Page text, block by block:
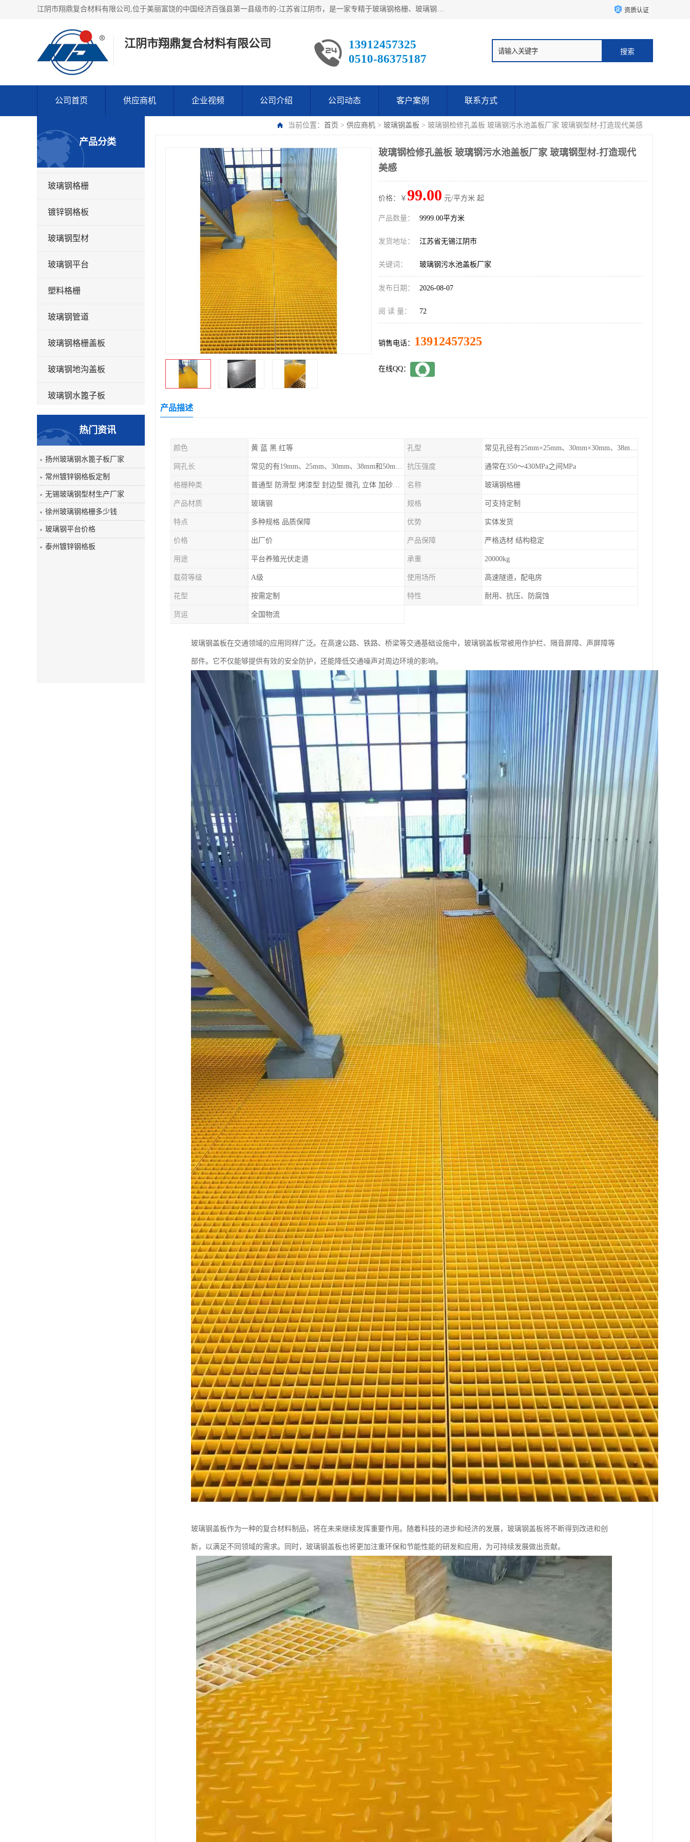
江阴市翔鼎复合材料有限公司,位于美丽富饶的中国经济百强县第一县级市的-江苏省江阴市，是一家专精于玻璃钢格栅、玻璃钢新材料,镀锌钢格板，机械设备生产制造及研发的科技型企业；公司产品已销往了世界多个国家和地区，公司人决心加倍努力愿与广大社会同仁精诚合作共创辉煌！ 资质认证
江阴市翔鼎复合材料有限公司
13912457325
0510-86375187
公司首页 供应商机 企业视频 公司介绍 公司动态 客户案例 联系方式
当前位置： 首页 > 供应商机 > 玻璃钢盖板 > 玻璃钢检修孔盖板 玻璃钢污水池盖板厂家 玻璃钢型材-打造现代美感
产品分类
玻璃钢格栅
镀锌钢格板
玻璃钢型材
玻璃钢平台
塑料格栅
玻璃钢管道
玻璃钢格栅盖板
玻璃钢地沟盖板
玻璃钢水篦子板
玻璃钢平板
玻璃钢盖板
热门资讯
扬州玻璃钢水篦子板厂家
常州镀锌钢格板定制
无锡玻璃钢型材生产厂家
徐州玻璃钢格栅多少钱
玻璃钢平台价格
泰州镀锌钢格板
玻璃钢检修孔盖板 玻璃钢污水池盖板厂家 玻璃钢型材-打造现代
美感
价格：￥ 99.00 元/平方米 起
产品数量： 9999.00平方米
发货地址： 江苏省无锡江阴市
关键词： 玻璃钢污水池盖板厂家
发布日期： 2026-08-07
阅 读 量： 72
销售电话： 13912457325
在线QQ：
产品描述
颜色 黄 蓝 黑 红等 孔型 常见孔径有25mm×25mm、30mm×30mm、38mm×38mm等,
网孔长 常见的有19mm、25mm、30mm、38mm和50mm等 抗压强度 通常在350～430MPa之间MPa
格栅种类 普通型 防滑型 ‌烤漆型 封边型 ‌微孔 立体 加砂覆面型 平面型 名称 玻璃钢格栅
产品材质 玻璃钢 规格 可支持定制
特点 多种规格 品质保障 优势 实体发货
价格 出厂价 产品保障 严格选材 结构稳定
用途 平台养殖光伏走道 承重 20000kg
载荷等级 A级 使用场所 高速隧道，配电房
花型 按需定制 特性 耐用、抗压、防腐蚀
货运 全国物流
玻璃钢盖板在交通领域的应用同样广泛。在高速公路、铁路、桥梁等交通基础设施中，玻璃钢盖板常被用作护栏、隔音屏障、声屏障等
部件。它不仅能够提供有效的安全防护，还能降低交通噪声对周边环境的影响。
玻璃钢盖板作为一种的复合材料制品，将在未来继续发挥重要作用。随着科技的进步和经济的发展，玻璃钢盖板将不断得到改进和创
新，以满足不同领域的需求。同时，玻璃钢盖板也将更加注重环保和节能性能的研发和应用，为可持续发展做出贡献。